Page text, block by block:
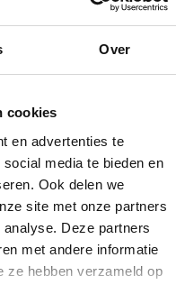
Over
cookies
en advertenties te
media te bieden en
Ook delen we
site met onze partners
Deze partners
met andere informatie
ze hebben verzameld op